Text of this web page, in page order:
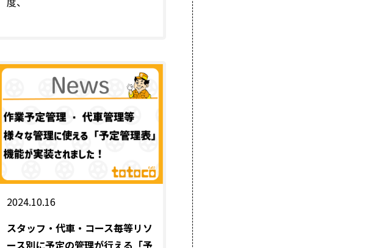
2024.10.16
スタッフ・代車・コース毎等リソ
ース別に予定の管理が行える「予